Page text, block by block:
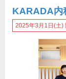
KARADA内
2025年3月1日(土)